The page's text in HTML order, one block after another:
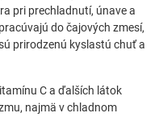
pri prechladnutí, únave a
do čajových zmesí,
prirodzenú kyslastú chuť a
C a ďalších látok
najmä v chladnom